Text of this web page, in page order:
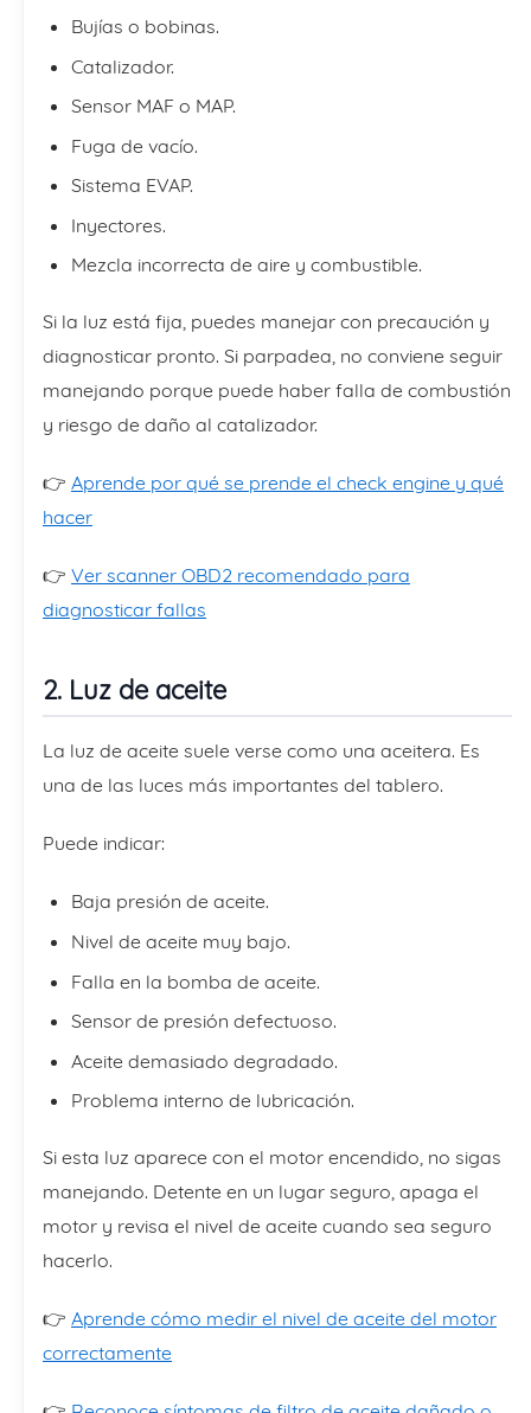
Bujías o bobinas.
Catalizador.
Sensor MAF o MAP.
Fuga de vacío.
Sistema EVAP.
Inyectores.
Mezcla incorrecta de aire y combustible.
Si la luz está fija, puedes manejar con precaución y
diagnosticar pronto. Si parpadea, no conviene seguir
manejando porque puede haber falla de combustión
y riesgo de daño al catalizador.
👉 Aprende por qué se prende el check engine y qué
hacer
👉 Ver scanner OBD2 recomendado para
diagnosticar fallas
2. Luz de aceite
La luz de aceite suele verse como una aceitera. Es
una de las luces más importantes del tablero.
Puede indicar:
Baja presión de aceite.
Nivel de aceite muy bajo.
Falla en la bomba de aceite.
Sensor de presión defectuoso.
Aceite demasiado degradado.
Problema interno de lubricación.
Si esta luz aparece con el motor encendido, no sigas
manejando. Detente en un lugar seguro, apaga el
motor y revisa el nivel de aceite cuando sea seguro
hacerlo.
👉 Aprende cómo medir el nivel de aceite del motor
correctamente